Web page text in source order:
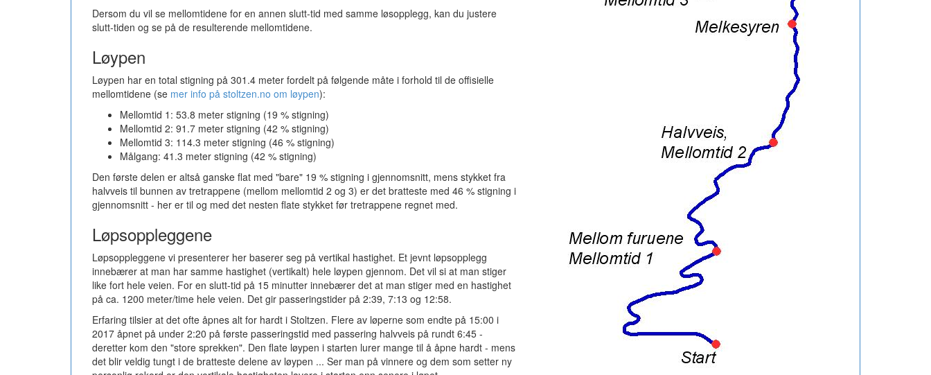
Dersom du vil se mellomtidene for en annen slutt-tid med samme løsopplegg, kan du justere
slutt-tiden og se på de resulterende mellomtidene.
Løypen
Løypen har en total stigning på 301.4 meter fordelt på følgende måte i forhold til de offisielle
mellomtidene (se mer info på stoltzen.no om løypen):
Mellomtid 1: 53.8 meter stigning (19 % stigning)
Mellomtid 2: 91.7 meter stigning (42 % stigning)
Mellomtid 3: 114.3 meter stigning (46 % stigning)
Målgang: 41.3 meter stigning (42 % stigning)
Den første delen er altså ganske flat med "bare" 19 % stigning i gjennomsnitt, mens stykket fra
halvveis til bunnen av tretrappene (mellom mellomtid 2 og 3) er det bratteste med 46 % stigning i
gjennomsnitt - her er til og med det nesten flate stykket før tretrappene regnet med.
Løpsoppleggene
Løpsoppleggene vi presenterer her baserer seg på vertikal hastighet. Et jevnt løpsopplegg
innebærer at man har samme hastighet (vertikalt) hele løypen gjennom. Det vil si at man stiger
like fort hele veien. For en slutt-tid på 15 minutter innebærer det at man stiger med en hastighet
på ca. 1200 meter/time hele veien. Det gir passeringstider på 2:39, 7:13 og 12:58.
Erfaring tilsier at det ofte åpnes alt for hardt i Stoltzen. Flere av løperne som endte på 15:00 i
2017 åpnet på under 2:20 på første passeringstid med passering halvveis på rundt 6:45 -
deretter kom den "store sprekken". Den flate løypen i starten lurer mange til å åpne hardt - mens
det blir veldig tungt i de bratteste delene av løypen ... Ser man på vinnere og dem som setter ny